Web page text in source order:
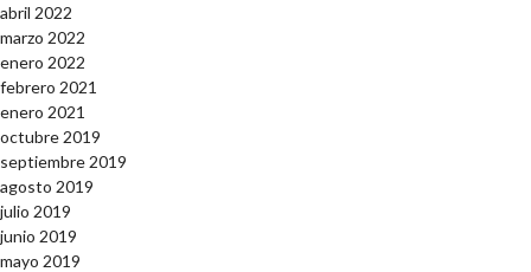
abril 2022
marzo 2022
enero 2022
febrero 2021
enero 2021
octubre 2019
septiembre 2019
agosto 2019
julio 2019
junio 2019
mayo 2019